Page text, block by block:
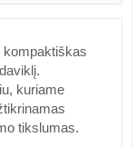
kompaktiškas
kuriame
tikslumas.